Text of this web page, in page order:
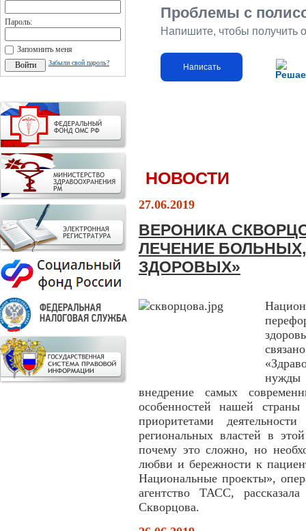
Пароль:
Запомнить меня
Забыли свой пароль?
Проблемы с
Напишите, чтобы получить
Написать
НОВОСТИ
27.06.2019
ВЕРОНИКА
ЛЕЧЕНИЕ
ЗДОРОВЫХ»
внедрение самых
особенностей нашей
приоритетами
региональных властей в
почему это сложно, но
любви и бережности к
Национальные проекты»,
агентство ТАСС,
Скворцова.